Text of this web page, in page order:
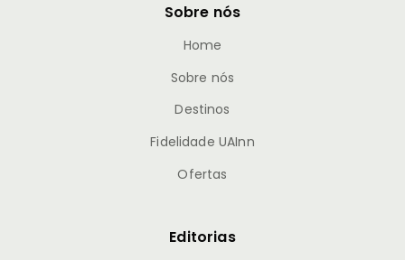
Sobre nós
Home
Sobre nós
Destinos
Fidelidade UAInn
Ofertas
Editorias